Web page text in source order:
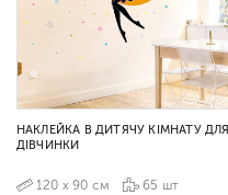
НАКЛЕЙКА В ДИТЯЧУ КІМНАТУ ДЛЯ
ДІВЧИНКИ
120 х 90 см 65 шт